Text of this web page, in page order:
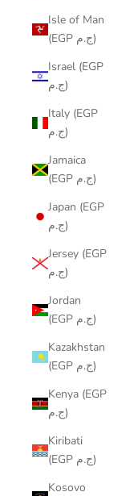
Isle of Man
(EGP ج.م)
Israel (EGP
ج.م)
Italy (EGP
ج.م)
Jamaica
(EGP ج.م)
Japan (EGP
ج.م)
Jersey (EGP
ج.م)
Jordan
(EGP ج.م)
Kazakhstan
(EGP ج.م)
Kenya (EGP
ج.م)
Kiribati
(EGP ج.م)
Kosovo